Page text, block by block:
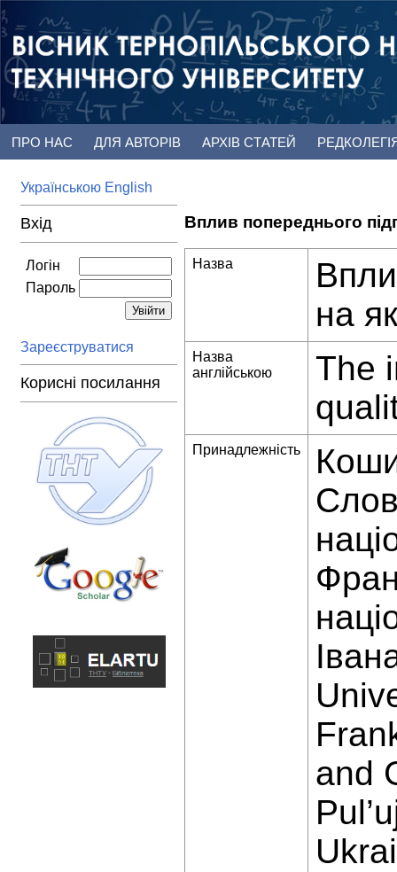
ПРО НАС ДЛЯ АВТОРІВ АРХІВ СТАТЕЙ
Українською English
Вхід
Логін
Пароль
Зареєструватися
Корисні посилання
Вплив попереднього
Назва
на
Назва
англійською
The
Принадлежність
and